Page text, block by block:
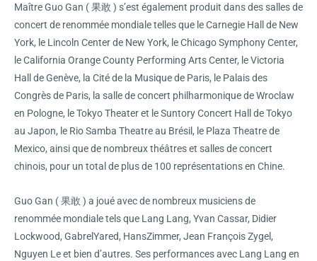
Maître Guo Gan ( 果敢 ) s’est également produit dans des salles de
concert de renommée mondiale telles que le Carnegie Hall de New
York, le Lincoln Center de New York, le Chicago Symphony Center,
le California Orange County Performing Arts Center, le Victoria
Hall de Genève, la Cité de la Musique de Paris, le Palais des
Congrès de Paris, la salle de concert philharmonique de Wroclaw
en Pologne, le Tokyo Theater et le Suntory Concert Hall de Tokyo
au Japon, le Rio Samba Theatre au Brésil, le Plaza Theatre de
Mexico, ainsi que de nombreux théâtres et salles de concert
chinois, pour un total de plus de 100 représentations en Chine.
Guo Gan ( 果敢 ) a joué avec de nombreux musiciens de
renommée mondiale tels que Lang Lang, Yvan Cassar, Didier
Lockwood, GabrelYared, HansZimmer, Jean François Zygel,
Nguyen Le et bien d’autres. Ses performances avec Lang Lang en